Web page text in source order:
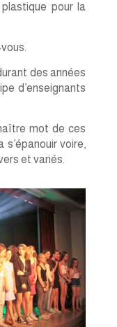
pour la
des années
d’enseignants
mot de ces
voire,
et variés.